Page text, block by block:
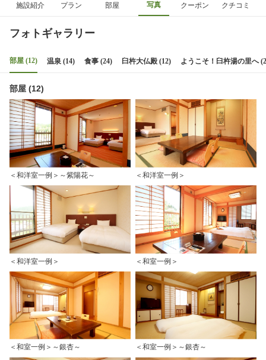
施設紹介 プラン 部屋 写真 クーポン クチコミ
フォトギャラリー
部屋 (12) 温泉 (14) 食事 (24) 臼杵大仏殿 (12) ようこそ！臼杵湯の里へ
部屋 (12)
＜和洋室一例＞～紫陽花～ ＜和洋室一例＞
＜和洋室一例＞ ＜和室一例＞
＜和室一例＞～銀杏～ ＜和室一例＞～銀杏～